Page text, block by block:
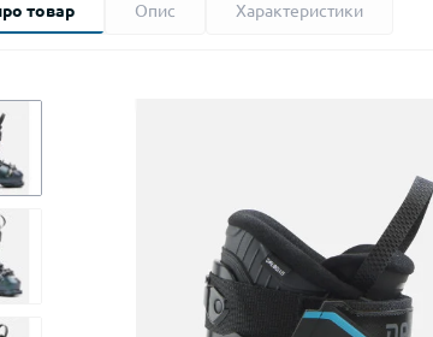
товар Опис Характеристики